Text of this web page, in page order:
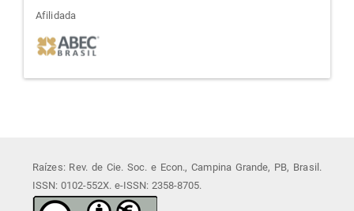
afiliada
Afilidada
Raízes: Rev. de Cie. Soc. e Econ., Campina Grande, PB, Brasil.
ISSN: 0102-552X. e-ISSN: 2358-8705.